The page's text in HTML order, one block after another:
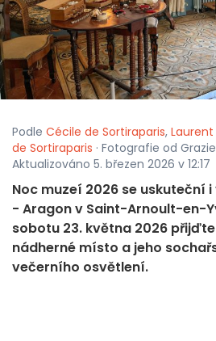
Podle Cécile de Sortiraparis,
de Sortiraparis · Fotografie od
Aktualizováno 5. březen 2026 v 12:17
Noc muzeí 2026 se uskuteční i
- Aragon v Saint-Arnoult-en-
sobotu 23. května 2026
nádherné místo a jeho
večerního osvětlení.